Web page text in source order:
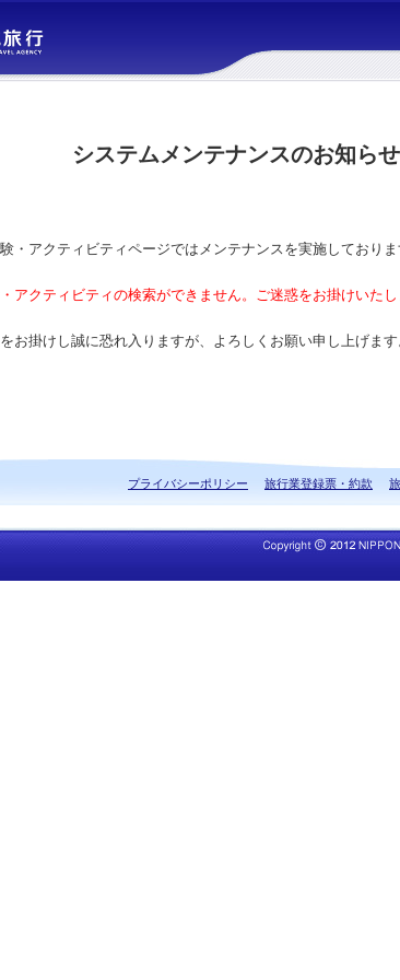
システムメンテナンスのお知らせ
・アクティビティページではメンテナンスを実施しておりま
アクティビティの検索ができません。ご迷惑をお掛けいた
お掛けし誠に恐れ入りますが、よろしくお願い申し上げます
プライバシーポリシー 旅行業登録票・約款